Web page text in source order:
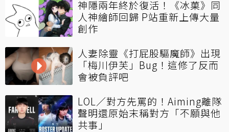
神隱兩年終於復活！《冰菓》同
人神繪師回歸 P站重新上傳大量
創作
人妻除靈《打屁股驅魔師》出現
「梅川伊芙」Bug！這修了反而
會被負評吧
LOL／對方先罵的！Aiming離隊
聲明還原始末稱對方「不願與他
共事」